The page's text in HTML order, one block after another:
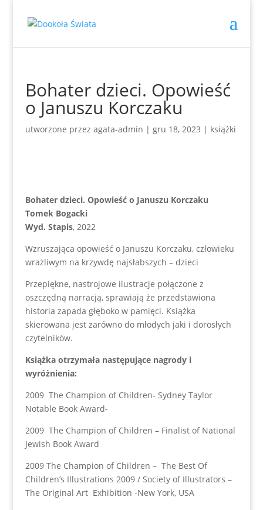
Bohater dzieci. Opowieść
o Januszu Korczaku
utworzone przez agata-admin | gru 18, 2023 | książki
Bohater dzieci. Opowieść o Januszu Korczaku
Tomek Bogacki
Wyd. Stapis, 2022
Wzruszająca opowieść o Januszu Korczaku, człowieku
wrażliwym na krzywdę najsłabszych – dzieci
Przepiękne, nastrojowe ilustracje połączone z
oszczędną narracją, sprawiają że przedstawiona
historia zapada głęboko w pamięci. Książka
skierowana jest zarówno do młodych jaki i dorosłych
czytelników.
Książka otrzymała następujące nagrody i
wyróżnienia:
2009 The Champion of Children- Sydney Taylor
Notable Book Award-
2009 The Champion of Children – Finalist of National
Jewish Book Award
2009 The Champion of Children – The Best Of
Children’s Illustrations 2009 / Society of Illustrators –
The Original Art Exhibition -New York, USA